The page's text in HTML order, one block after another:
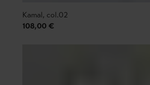
Kamal, col.02
108,00 €